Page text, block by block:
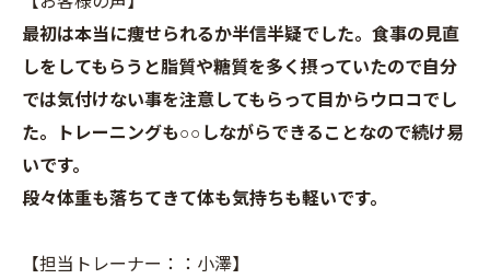
最初は本当に痩せられるか半信半疑でした。食事の見直
しをしてもらうと脂質や糖質を多く摂っていたので自分
では気付けない事を注意してもらって目からウロコでし
た。トレーニングも○○しながらできることなので続け易
いです。
段々体重も落ちてきて体も気持ちも軽いです。
【担当トレーナー：：小澤】